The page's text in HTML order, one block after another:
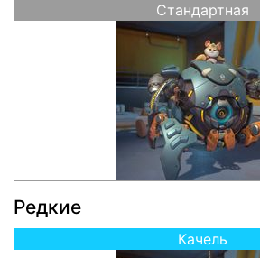
Стандартная
Редкие
Качель